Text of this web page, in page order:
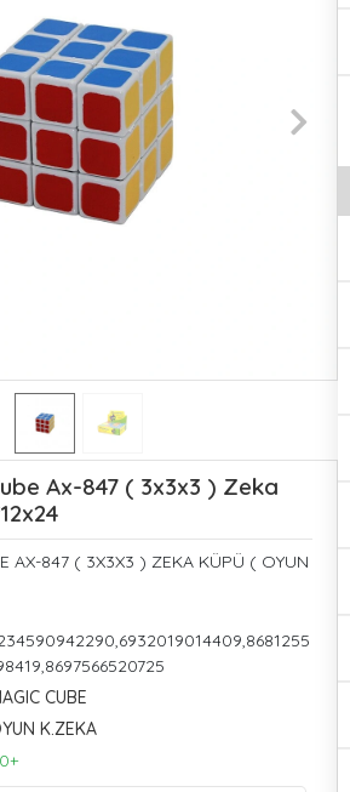
Ax-847 ( 3x3x3 ) Zeka
AX-847 ( 3X3X3 ) ZEKA KÜPÜ ( OYUN
CUBE
K.ZEKA